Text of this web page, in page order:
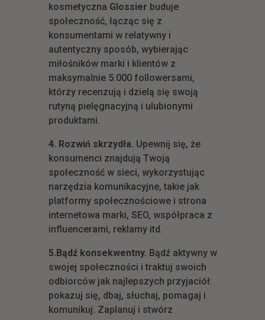
kosmetyczna Glossier buduje
społeczność, łącząc się z
konsumentami w relatywny i
autentyczny sposób, wybierając
miłośników marki i klientów z
maksymalnie 5.000 followersami,
którzy recenzują i dzielą się swoją
rutyną pielęgnacyjną i ulubionymi
produktami.
4. Rozwiń skrzydła. Upewnij się, że
konsumenci znajdują Twoją
społeczność w sieci, wykorzystując
narzędzia komunikacyjne, takie jak
platformy społecznościowe i strona
internetowa marki, SEO, współpraca z
influencerami, reklamy itd.
5.Bądź konsekwentny. Bądź aktywny w
swojej społeczności i traktuj swoich
odbiorców jak najlepszych przyjaciół:
pokazuj się, dbaj, słuchaj, pomagaj i
komunikuj. Zaplanuj i stwórz